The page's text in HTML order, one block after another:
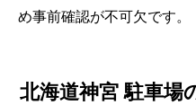
め事前確認が不可欠です。
北海道神宮 駐車場